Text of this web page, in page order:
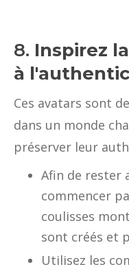
8. Inspirez
à
Ces avatars sont
dans un monde
préserver leur
Afin de rester
commencer
coulisses
sont créés et
Utilisez les